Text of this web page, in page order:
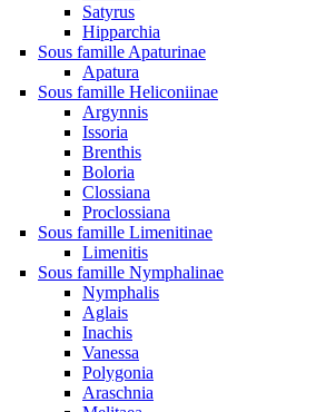
Satyrus
Hipparchia
Sous famille Apaturinae
Apatura
Sous famille Heliconiinae
Argynnis
Issoria
Brenthis
Boloria
Clossiana
Proclossiana
Sous famille Limenitinae
Limenitis
Sous famille Nymphalinae
Nymphalis
Aglais
Inachis
Vanessa
Polygonia
Araschnia